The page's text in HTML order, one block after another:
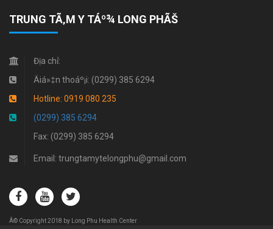
TRUNG TÃ‚M Y TÁº¾ LONG PHÃŠ
Địa chỉ:
Äiá»‡n thoáº¡i: (0299) 385 6294
Hotline: 0919 080 235
(0299) 385 6294
Fax: (0299) 385 6294
Email: trungtamytelongphu@gmail.com
Â© Copyright 2018 by Long Phu Health Center